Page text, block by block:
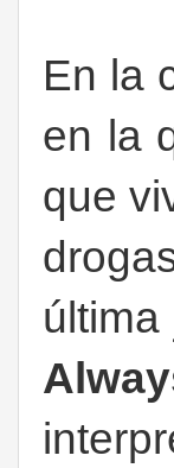
En la
en la
que